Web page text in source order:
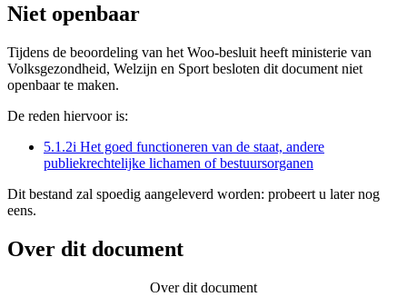
Niet openbaar
Tijdens de beoordeling van het Woo-besluit heeft ministerie van
Volksgezondheid, Welzijn en Sport besloten dit document niet
openbaar te maken.
De reden hiervoor is:
5.1.2i Het goed functioneren van de staat, andere
publiekrechtelijke lichamen of bestuursorganen
Dit bestand zal spoedig aangeleverd worden: probeert u later nog
eens.
Over dit document
Over dit document